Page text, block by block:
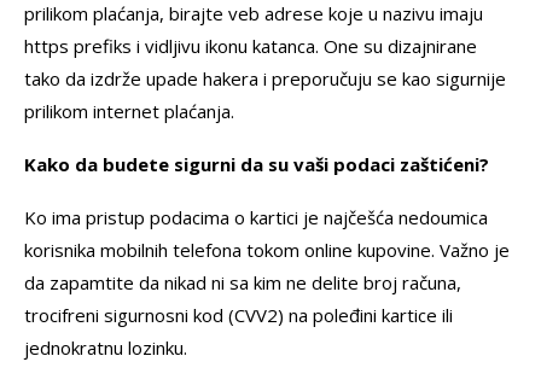
prilikom plaćanja, birajte veb adrese koje u nazivu imaju
https prefiks i vidljivu ikonu katanca. One su dizajnirane
tako da izdrže upade hakera i preporučuju se kao sigurnije
prilikom internet plaćanja.
Kako da budete sigurni da su vaši podaci zaštićeni?
Ko ima pristup podacima o kartici je najčešća nedoumica
korisnika mobilnih telefona tokom online kupovine. Važno je
da zapamtite da nikad ni sa kim ne delite broj računa,
trocifreni sigurnosni kod (CVV2) na poleđini kartice ili
jednokratnu lozinku.